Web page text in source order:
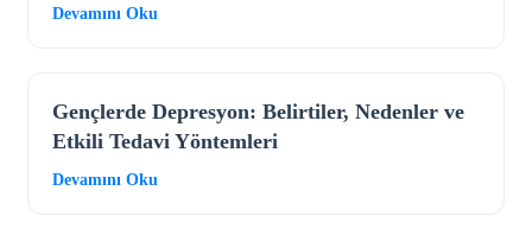
Devamını Oku
Gençlerde Depresyon: Belirtiler, Nedenler ve
Etkili Tedavi Yöntemleri
Devamını Oku